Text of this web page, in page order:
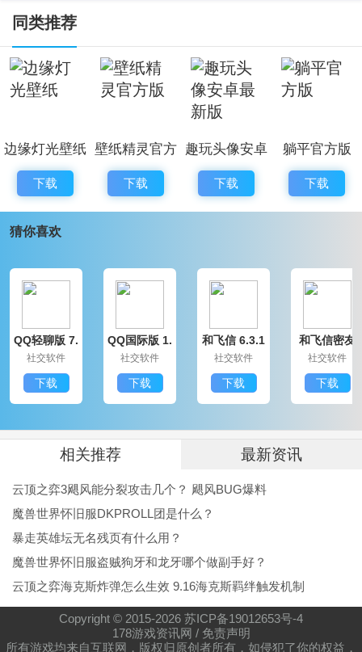
一个用心待人的运营团队。
功能特色
1、分享自家的家居生活布置找寻志同道合的人;
2、从分享中找寻家居布置的灵感;
3、多样的话题讨论发现你感兴趣的内容;
4、丰富的兴趣栏目带你发现生活的美。
视觉优化升级。如你所见，logo不一样了，后面还
发现页改版。(希望)如你所愿，能看到更多中意的
评论实名认证。如你尚未实名认证，本版本将会有
弹窗提示。
其他更新。修复了一些已知的bug，解决了一些未
来的隐患。
软件点评
这是一款好用的家居分享应用，来躺平，分享家的
大布局和小角落，物件或感觉，小朋友和小动物。遇上
志同道合，开启线上做客。[话题]
你有点入门了。进到感兴趣的话题，讨论家的可能
性，欢迎下载使用吧。
躺平app是2019年初手淘新上线的家装家居程序，
以家装家居图片推荐为主的复合导购应用场景，用户链
同类推荐
边缘灯光壁纸
下载
壁纸精灵官方
版
下载
趣玩头像安卓
最新版
下载
躺平官方版
下载
猜你喜欢
QQ轻聊版 7.
9.14314.0
社交软件
下载
QQ国际版 1.
91.1370.0
社交软件
下载
和飞信 6.3.1
200
社交软件
下载
和飞信密友
圈版 6.3.120
社交软件
下载
相关推荐 最新资讯
云顶之弈3飓风能分裂攻击几个？ 飓风BUG爆料
魔兽世界怀旧服DKPROLL团是什么？
暴走英雄坛无名残页有什么用？
魔兽世界怀旧服盗贼狗牙和龙牙哪个做副手好？
云顶之弈海克斯炸弹怎么生效 9.16海克斯羁绊触发机制
Copyright © 2015-2026 苏ICP备19012653号-4
178游戏资讯网 / 免责声明
所有游戏均来自互联网，版权归原创者所有，如侵犯了你的权益，